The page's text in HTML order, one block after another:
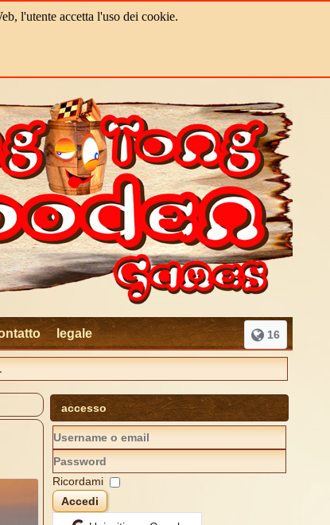
l'utente accetta l'uso dei cookie.
16
legale
accesso
Ricordami
Accedi